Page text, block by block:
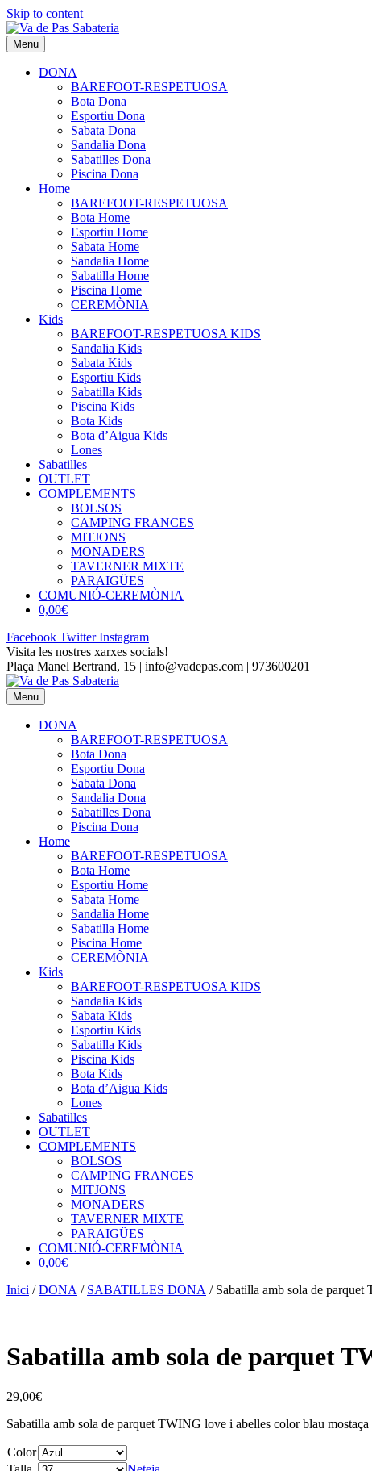
Skip to content
Menu
DONA
BAREFOOT-RESPETUOSA
Bota Dona
Esportiu Dona
Sabata Dona
Sandalia Dona
Sabatilles Dona
Piscina Dona
Home
BAREFOOT-RESPETUOSA
Bota Home
Esportiu Home
Sabata Home
Sandalia Home
Sabatilla Home
Piscina Home
CEREMÒNIA
Kids
BAREFOOT-RESPETUOSA KIDS
Sandalia Kids
Sabata Kids
Esportiu Kids
Sabatilla Kids
Piscina Kids
Bota Kids
Bota d’Aigua Kids
Lones
Sabatilles
OUTLET
COMPLEMENTS
BOLSOS
CAMPING FRANCES
MITJONS
MONADERS
TAVERNER MIXTE
PARAIGÜES
COMUNIÓ-CEREMÒNIA
0,00€
Facebook Twitter Instagram
Visita les nostres xarxes socials!
Plaça Manel Bertrand, 15 | info@vadepas.com | 973600201
Menu
DONA
BAREFOOT-RESPETUOSA
Bota Dona
Esportiu Dona
Sabata Dona
Sandalia Dona
Sabatilles Dona
Piscina Dona
Home
BAREFOOT-RESPETUOSA
Bota Home
Esportiu Home
Sabata Home
Sandalia Home
Sabatilla Home
Piscina Home
CEREMÒNIA
Kids
BAREFOOT-RESPETUOSA KIDS
Sandalia Kids
Sabata Kids
Esportiu Kids
Sabatilla Kids
Piscina Kids
Bota Kids
Bota d’Aigua Kids
Lones
Sabatilles
OUTLET
COMPLEMENTS
BOLSOS
CAMPING FRANCES
MITJONS
MONADERS
TAVERNER MIXTE
PARAIGÜES
COMUNIÓ-CEREMÒNIA
0,00€
Inici /DONA / SABATILLES DONA / Sabatilla amb sola de
Sabatilla amb sola de parquet
29,00€
Sabatilla amb sola de parquet TWING love i abelles color blau mostaça
Color